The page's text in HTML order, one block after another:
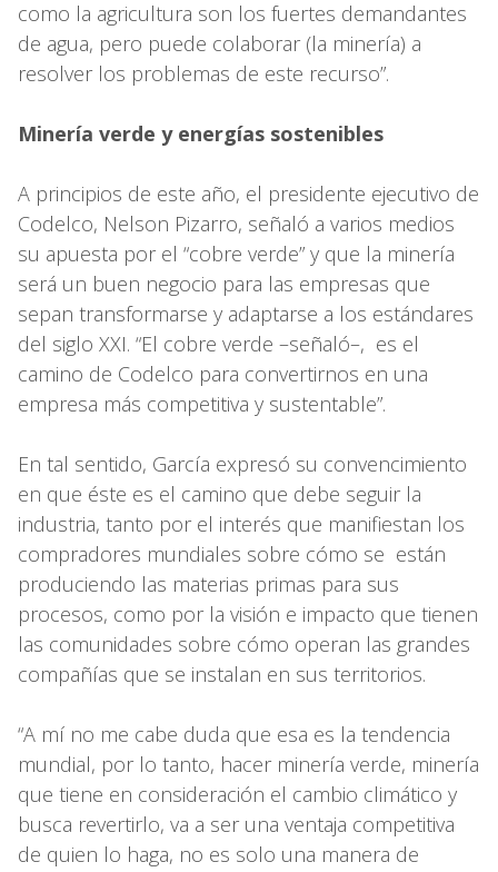
como la agricultura son los fuertes demandantes
de agua, pero puede colaborar (la minería) a
resolver los problemas de este recurso”.
Minería verde y energías sostenibles
A principios de este año, el presidente ejecutivo de
Codelco, Nelson Pizarro, señaló a varios medios
su apuesta por el “cobre verde” y que la minería
será un buen negocio para las empresas que
sepan transformarse y adaptarse a los estándares
del siglo XXI. “El cobre verde –señaló–, es el
camino de Codelco para convertirnos en una
empresa más competitiva y sustentable”.
En tal sentido, García expresó su convencimiento
en que éste es el camino que debe seguir la
industria, tanto por el interés que manifiestan los
compradores mundiales sobre cómo se están
produciendo las materias primas para sus
procesos, como por la visión e impacto que tienen
las comunidades sobre cómo operan las grandes
compañías que se instalan en sus territorios.
“A mí no me cabe duda que esa es la tendencia
mundial, por lo tanto, hacer minería verde, minería
que tiene en consideración el cambio climático y
busca revertirlo, va a ser una ventaja competitiva
de quien lo haga, no es solo una manera de